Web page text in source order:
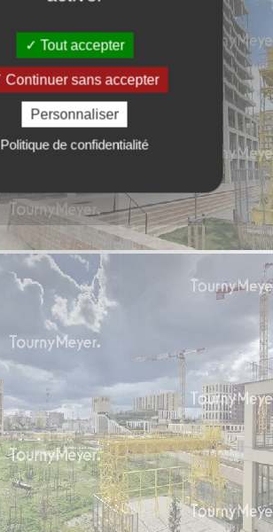
Tout accepter
Continuer sans accepter
Personnaliser
Politique de confidentialité